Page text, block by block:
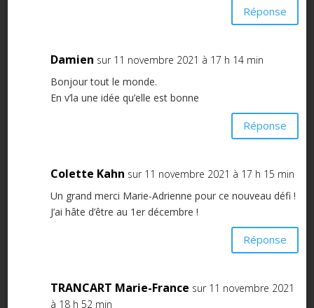
Réponse
Damien sur 11 novembre 2021 à 17 h 14 min
Bonjour tout le monde.
En v’la une idée qu’elle est bonne
Réponse
Colette Kahn sur 11 novembre 2021 à 17 h 15 min
Un grand merci Marie-Adrienne pour ce nouveau défi !
J’ai hâte d’être au 1er décembre !
Réponse
TRANCART Marie-France sur 11 novembre 2021
à 18 h 52 min